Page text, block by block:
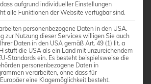
LA3-16AD
3,0 – 16,0 MHz
aufgrund individueller Einstellungen
alle Funktionen der Website verfügbar sind.
personenbezogene Daten in den USA.
zur Nutzung dieser Services willigen Sie auch
Daten in den USA gemäß Art. 49 (1) lit. a
stuft die USA als ein Land mit unzureichendem
Standards ein. Es besteht beispielsweise die
personenbezogene Daten in
verarbeiten, ohne dass für
eine Klagemöglichkeit besteht.